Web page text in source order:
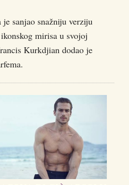
sanjao snažniju verziju
mirisa u svojoj
Kurkdjian dodao je